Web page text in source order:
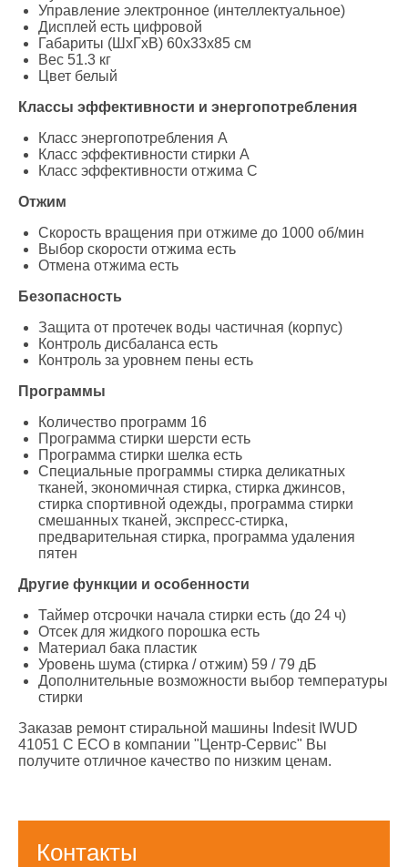
Управление электронное (интеллектуальное)
Дисплей есть цифровой
Габариты (ШxГxВ) 60x33x85 см
Вес 51.3 кг
Цвет белый
Классы эффективности и энергопотребления
Класс энергопотребления A
Класс эффективности стирки A
Класс эффективности отжима C
Отжим
Скорость вращения при отжиме до 1000 об/мин
Выбор скорости отжима есть
Отмена отжима есть
Безопасность
Защита от протечек воды частичная (корпус)
Контроль дисбаланса есть
Контроль за уровнем пены есть
Программы
Количество программ 16
Программа стирки шерсти есть
Программа стирки шелка есть
Специальные программы стирка деликатных
тканей, экономичная стирка, стирка джинсов,
стирка спортивной одежды, программа стирки
смешанных тканей, экспресс-стирка,
предварительная стирка, программа удаления
пятен
Другие функции и особенности
Таймер отсрочки начала стирки есть (до 24 ч)
Отсек для жидкого порошка есть
Материал бака пластик
Уровень шума (стирка / отжим) 59 / 79 дБ
Дополнительные возможности выбор температуры
стирки
Заказав ремонт стиральной машины Indesit IWUD
41051 C ECO в компании "Центр-Сервис" Вы
получите отличное качество по низким ценам.
Контакты